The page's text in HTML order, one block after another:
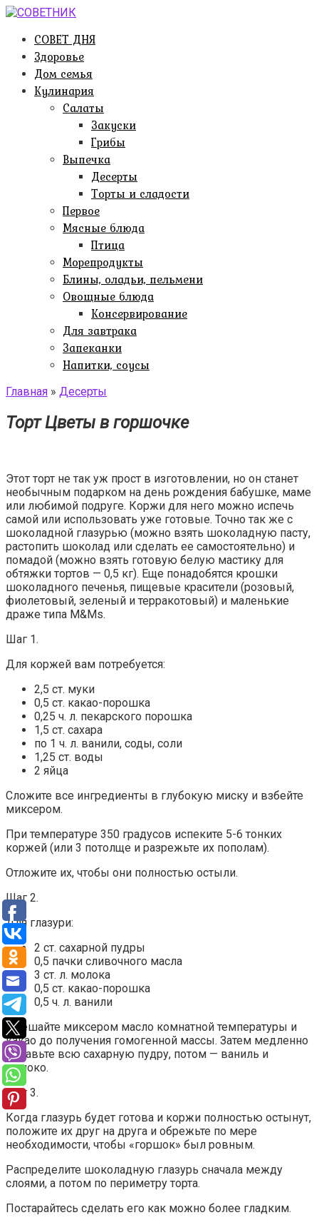
Перейти
контентуСОВЕТ ДНЯ
Здоровье
Дом семья
Кулинария
Салаты
Закуски
Грибы
Выпечка
Десерты
Торты и сладости
Первое
Мясные блюда
Птица
Морепродукты
Блины, оладьи, пельмени
Овощные блюда
Консервирование
Для завтрака
Запеканки
Напитки, соусы
Главная » Десерты
Торт Цветы в горшочке
Этот торт не так уж прост в изготовлении, но он станет
необычным подарком на день рождения бабушке, маме
или любимой подруге. Коржи для него можно испечь
самой или использовать уже готовые. Точно так же с
шоколадной глазурью (можно взять шоколадную пасту,
растопить шоколад или сделать ее самостоятельно) и
помадой (можно взять готовую белую мастику для
обтяжки тортов — 0,5 кг). Еще понадобятся крошки
шоколадного печенья, пищевые красители (розовый,
фиолетовый, зеленый и терракотовый) и маленькие
драже типа M&Ms.
Шаг 1.
Для коржей вам потребуется:
2,5 ст. муки
0,5 ст. какао-порошка
0,25 ч. л. пекарского порошка
1,5 ст. сахара
по 1 ч. л. ванили, соды, соли
1,25 ст. воды
2 яйца
Сложите все ингредиенты в глубокую миску и взбейте
миксером.
При температуре 350 градусов испеките 5-6 тонких
коржей (или 3 потолще и разрежьте их пополам).
Отложите их, чтобы они полностью остыли.
Шаг 2.
Для глазури:
2 ст. сахарной пудры
0,5 пачки сливочного масла
3 ст. л. молока
0,5 ст. какао-порошка
0,5 ч. л. ванили
Смешайте миксером масло комнатной температуры и
какао до получения гомогенной массы. Затем медленно
добавьте всю сахарную пудру, потом — ваниль и
молоко.
Шаг 3.
Когда глазурь будет готова и коржи полностью остынут,
положите их друг на друга и обрежьте по мере
необходимости, чтобы «горшок» был ровным.
Распределите шоколадную глазурь сначала между
слоями, а потом по периметру торта.
Постарайтесь сделать его как можно более гладким.